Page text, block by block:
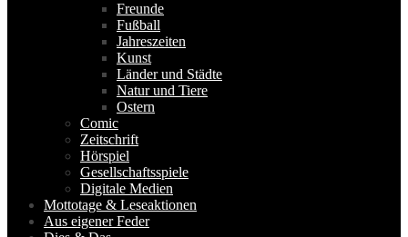
Freunde
Fußball
Jahreszeiten
Kunst
Länder und Städte
Natur und Tiere
Ostern
Comic
Zeitschrift
Hörspiel
Gesellschaftsspiele
Digitale Medien
Mottotage & Leseaktionen
Aus eigener Feder